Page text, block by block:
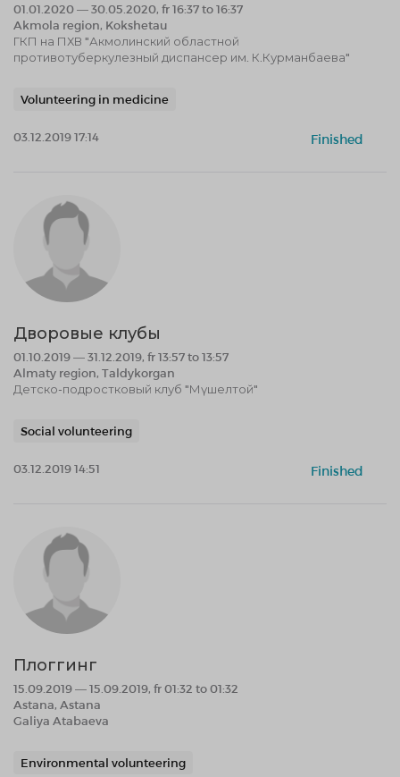
01.01.2020 — 30.05.2020, fr 16:37 to 16:37
Akmola region, Kokshetau
ГКП на ПХВ "Акмолинский областной
противотуберкулезный диспансер им. К.Курманбаева"
Volunteering in medicine
03.12.2019 17:14 Finished
Дворовые клубы
01.10.2019 — 31.12.2019, fr 13:57 to 13:57
Almaty region, Taldykorgan
Детско-подростковый клуб "Мүшелтой"
Social volunteering
03.12.2019 14:51 Finished
Плоггинг
15.09.2019 — 15.09.2019, fr 01:32 to 01:32
Astana, Astana
Galiya Atabaeva
Environmental volunteering